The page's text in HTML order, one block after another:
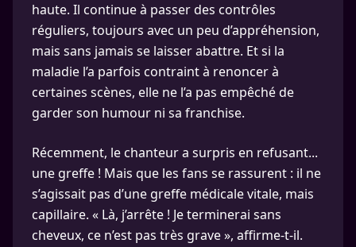
haute. Il continue à passer des contrôles
réguliers, toujours avec un peu d’appréhension,
mais sans jamais se laisser abattre. Et si la
maladie l’a parfois contraint à renoncer à
certaines scènes, elle ne l’a pas empêché de
garder son humour ni sa franchise.
Récemment, le chanteur a surpris en refusant...
une greffe ! Mais que les fans se rassurent : il ne
s’agissait pas d’une greffe médicale vitale, mais
capillaire. « Là, j’arrête ! Je terminerai sans
cheveux, ce n’est pas très grave », affirme-t-il.